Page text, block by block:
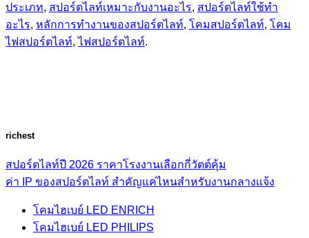
ประเภท, สปอร์ตไลท์เหมาะกับงานอะไร, สปอร์ตไลท์ใช้ทำ
อะไร, หลักการทำงานของสปอร์ตไลท์, โคมสปอร์ตไลท์, โคม
ไฟสปอร์ตไลท์,ไฟสปอร์ตไลท์.
richest
สปอร์ตไลท์ปี 2026 ราคาโรงงานเลือกกี่วัตต์คุ้ม
ค่า IP ของสปอร์ตไลท์ สำคัญแค่ไหนสำหรับงานกลางแจ้ง
โคมไฮเบย์ LED ENRICH
โคมไฮเบย์ LED PHILIPS